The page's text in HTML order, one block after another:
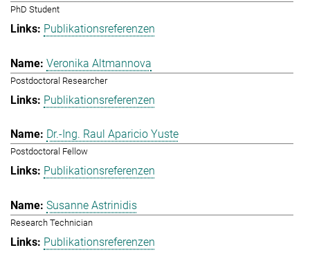
PhD Student
Publikationsreferenzen
Veronika Altmannova
Postdoctoral Researcher
Publikationsreferenzen
Dr.-Ing. Raul Aparicio Yuste
Postdoctoral Fellow
Publikationsreferenzen
Susanne Astrinidis
Research Technician
Publikationsreferenzen